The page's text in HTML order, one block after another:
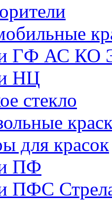
ГФ АС КО
НЦ
стекло
для красок
ПФ
ПФС